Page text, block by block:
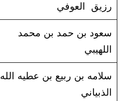
رزيق العوفي
سعود بن حمد بن محمد
اللهيبي
سلامه بن ربيع بن عطيه الله
الذبياني